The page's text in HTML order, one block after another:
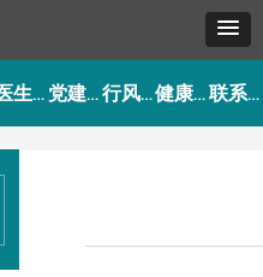
医生介绍 党建工作 行风建设 健康园地 联系我们